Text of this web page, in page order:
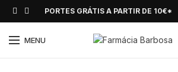
PORTES GRÁTIS A PARTIR DE 10€*
MENUClick to enlarge